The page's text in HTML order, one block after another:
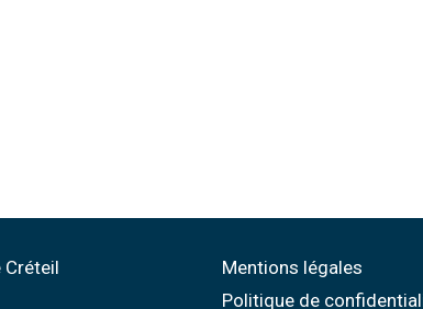
Créteil
Mentions légales
Politique de